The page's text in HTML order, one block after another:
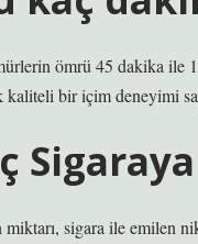
ömrü 45 dakika ile
kaliteli bir içim deneyimi
sigara ile emilen